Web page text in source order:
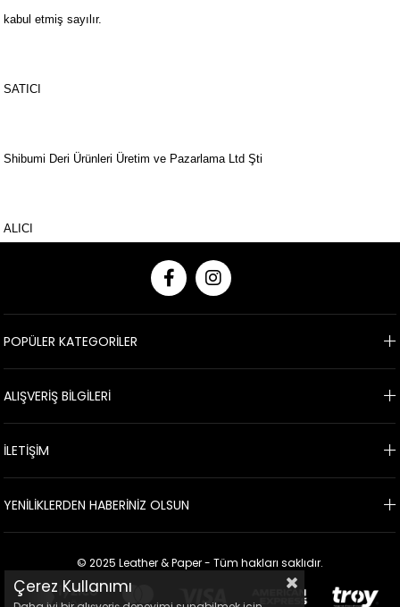
kabul etmiş sayılır.
SATICI
Shibumi Deri Ürünleri Üretim ve Pazarlama Ltd Şti
ALICI
POPÜLER KATEGORİLER
ALIŞVERİŞ BİLGİLERİ
İLETİŞİM
YENİLİKLERDEN HABERİNİZ OLSUN
© 2025 Leather & Paper - Tüm hakları saklıdır.
Çerez Kullanımı